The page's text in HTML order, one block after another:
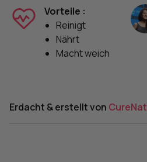
Vorteile :
Reinigt
Nährt
Macht weich
Erdacht & erstellt von CureNat